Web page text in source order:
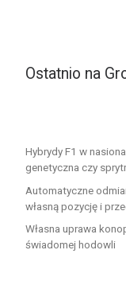
Ostatnio na
Hybrydy F1 w
genetyczna czy
Automatyczne
własną pozycję i
Własna uprawa
świadomej hodowli